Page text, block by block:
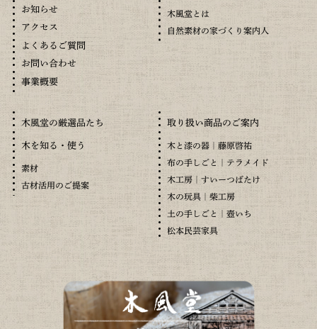
お知らせ
アクセス
よくあるご質問
お問い合わせ
事業概要
木風堂とは
自然素材の家づくり案内人
木風堂の厳選品たち
木を知る・使う
素材
古材活用のご提案
取り扱い商品のご案内
木と漆の器｜藤原啓祐
布の手しごと｜テラメイド
木工房｜すいーつばたけ
木の玩具｜柴工房
土の手しごと｜壺いち
松本民芸家具